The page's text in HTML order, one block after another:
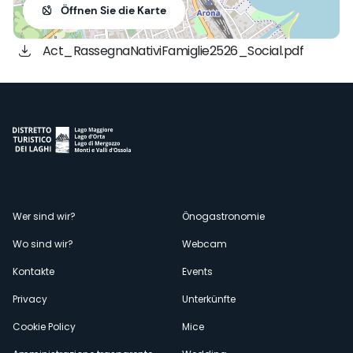
Öffnen Sie die Karte
Act_RassegnaNativiFamiglie2526_Social.pdf
Menù
secondario
Wer sind wir?
Wo sind wir?
Kontakte
Privacy
Cookie Policy
Önogastronomie
Webcam
Events
Unterkünfte
Mice